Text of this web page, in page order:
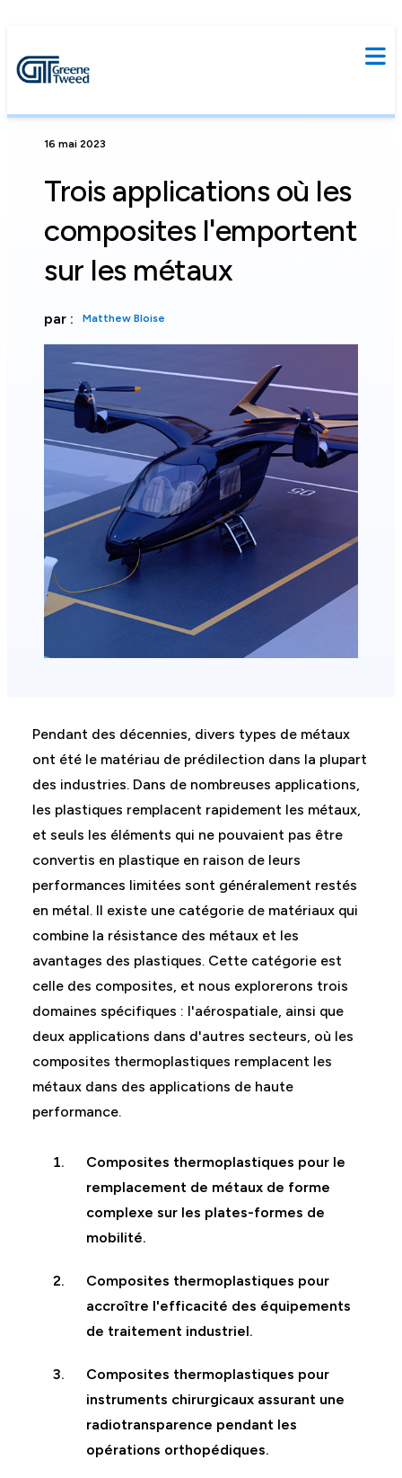
16 mai 2023
Trois applications où les
composites l'emportent
sur les métaux
par : Matthew Bloise
Pendant des décennies, divers types de métaux
ont été le matériau de prédilection dans la plupart
des industries. Dans de nombreuses applications,
les plastiques remplacent rapidement les métaux,
et seuls les éléments qui ne pouvaient pas être
convertis en plastique en raison de leurs
performances limitées sont généralement restés
en métal. Il existe une catégorie de matériaux qui
combine la résistance des métaux et les
avantages des plastiques. Cette catégorie est
celle des composites, et nous explorerons trois
domaines spécifiques : l'aérospatiale, ainsi que
deux applications dans d'autres secteurs, où les
composites thermoplastiques remplacent les
métaux dans des applications de haute
performance.
Composites thermoplastiques pour le
remplacement de métaux de forme
complexe sur les plates-formes de
mobilité.
Composites thermoplastiques pour
accroître l'efficacité des équipements
de traitement industriel.
Composites thermoplastiques pour
instruments chirurgicaux assurant une
radiotransparence pendant les
opérations orthopédiques.